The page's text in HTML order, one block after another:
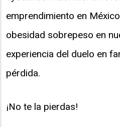
emprendimiento en
obesidad sobrepeso en
experiencia del duelo en
pérdida.
¡No te la pierdas!